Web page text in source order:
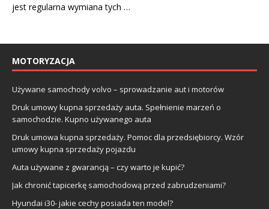
jest regularna wymiana tych …
MOTORYZACJA
Używane samochody volvo – sprowadzanie aut i motorów
Druk umowy kupna sprzedaży auta. Spełnienie marzeń o
samochodzie. Kupno używanego auta
Druk umowa kupna sprzedaży. Pomoc dla przedsiębiorcy. Wzór
umowy kupna sprzedaży pojazdu
Auta używane z gwarancją – czy warto je kupić?
Jak chronić tapicerkę samochodową przed zabrudzeniami?
Hyundai i30- jakie cechy posiada ten model?